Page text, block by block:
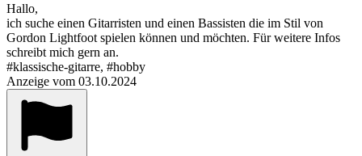
Hallo,
ich suche einen Gitarristen und einen Bassisten die im Stil von
Gordon Lightfoot spielen können und möchten. Für weitere Infos
schreibt mich gern an.
#klassische-gitarre, #hobby
Anzeige vom 03.10.2024